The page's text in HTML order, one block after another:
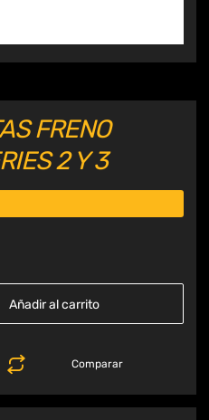
FRENO
2 Y 3
Añadir al carrito
Comparar